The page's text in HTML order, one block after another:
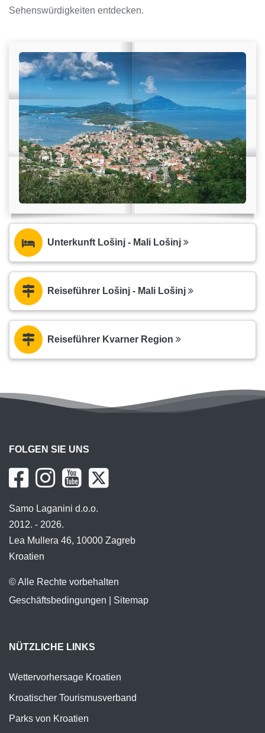
Sehenswürdigkeiten entdecken.
Unterkunft Lošinj - Mali Lošinj
Reiseführer Lošinj - Mali Lošinj
Reiseführer Kvarner Region
FOLGEN SIE UNS
Samo Laganini d.o.o.
2012. - 2026.
Lea Mullera 46, 10000 Zagreb
Kroatien
© Alle Rechte vorbehalten
Geschäftsbedingungen
Sitemap
NÜTZLICHE LINKS
Wettervorhersage Kroatien
Kroatischer Tourismusverband
Parks von Kroatien